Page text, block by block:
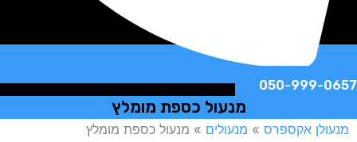
050-999-
מנעול כספת מומלץ
אקספרס»מנעולים»מנעול כספת מומלץ